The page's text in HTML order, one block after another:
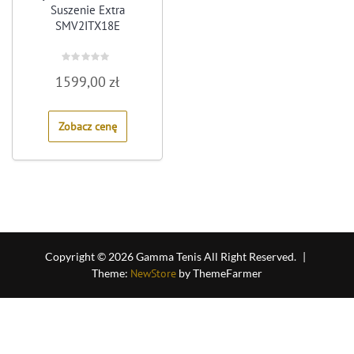
Suszenie Extra
SMV2ITX18E
0
out
5
1599,00zł
Zobacz cenę
Copyright © 2026 Gamma Tenis All Right Reserved. |
Theme: NewStore by ThemeFarmer